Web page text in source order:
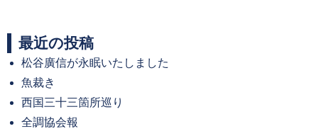
最近の投稿
松谷廣信が永眠いたしました
魚裁き
西国三十三箇所巡り
全調協会報